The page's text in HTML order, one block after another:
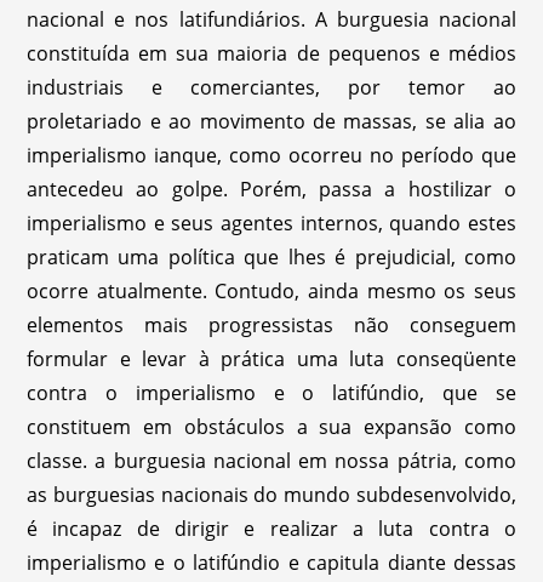
nacional e nos latifundiários. A burguesia nacional
constituída em sua maioria de pequenos e médios
industriais e comerciantes, por temor ao
proletariado e ao movimento de massas, se alia ao
imperialismo ianque, como ocorreu no período que
antecedeu ao golpe. Porém, passa a hostilizar o
imperialismo e seus agentes internos, quando estes
praticam uma política que lhes é prejudicial, como
ocorre atualmente. Contudo, ainda mesmo os seus
elementos mais progressistas não conseguem
formular e levar à prática uma luta conseqüente
contra o imperialismo e o latifúndio, que se
constituem em obstáculos a sua expansão como
classe. a burguesia nacional em nossa pátria, como
as burguesias nacionais do mundo subdesenvolvido,
é incapaz de dirigir e realizar a luta contra o
imperialismo e o latifúndio e capitula diante dessas